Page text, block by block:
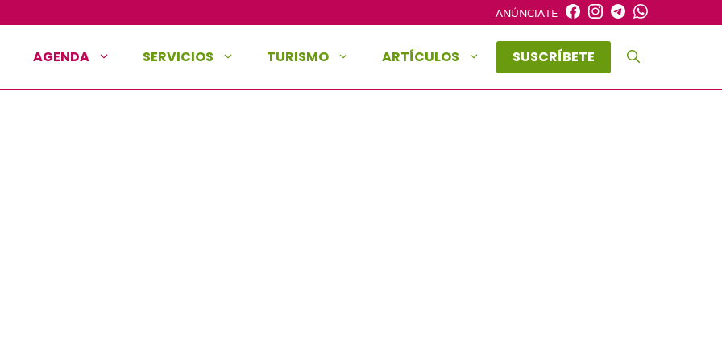
ANÚNCIATE
AGENDA SERVICIOS TURISMO ARTÍCULOS SUSCRÍBETE